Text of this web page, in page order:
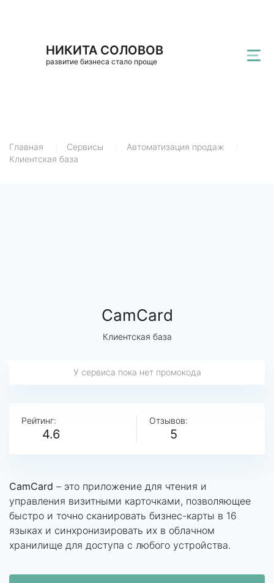
НИКИТА СОЛОВОВ
развитие бизнеса стало проще
Главная Сервисы Автоматизация продаж
Клиентская база
CamCard
Клиентская база
У сервиса пока нет промокода
Рейтинг:
4.6
Отзывов:
5
CamCard – это приложение для чтения и
управления визитными карточками, позволяющее
быстро и точно сканировать бизнес-карты в 16
языках и синхронизировать их в облачном
хранилище для доступа с любого устройства.